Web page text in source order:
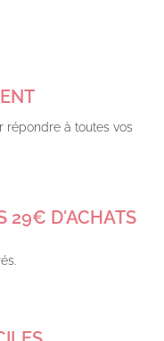
répondre à toutes vos
29€ D'ACHATS​